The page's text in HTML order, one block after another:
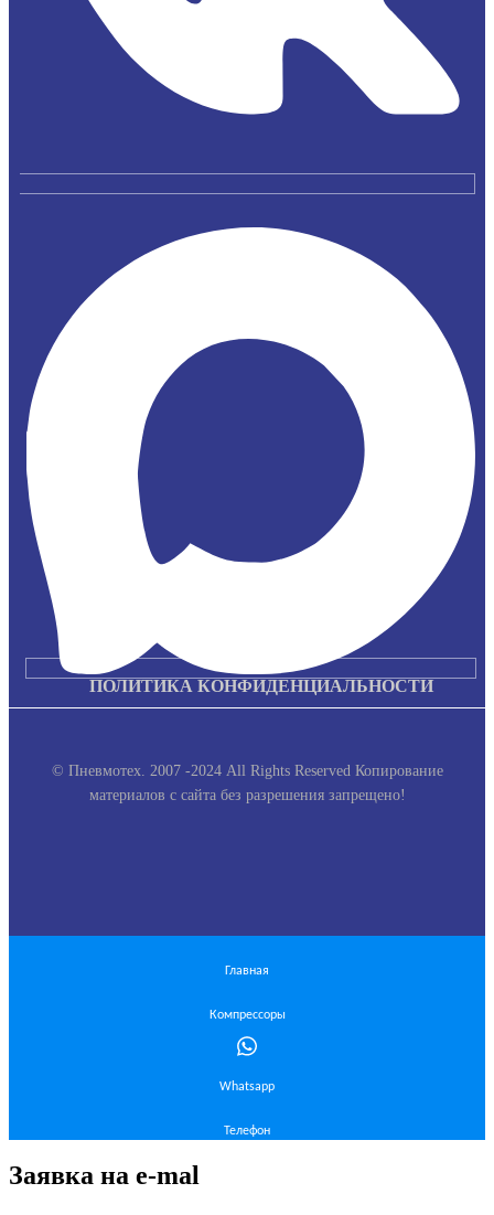
ПОЛИТИКА КОНФИДЕНЦИАЛЬНОСТИ
© Пневмотех. 2007 -2024 All Rights Reserved Копирование
материалов с сайта без разрешения запрещено!
Главная
Компрессоры
Whatsapp
Телефон
Заявка на e-mal